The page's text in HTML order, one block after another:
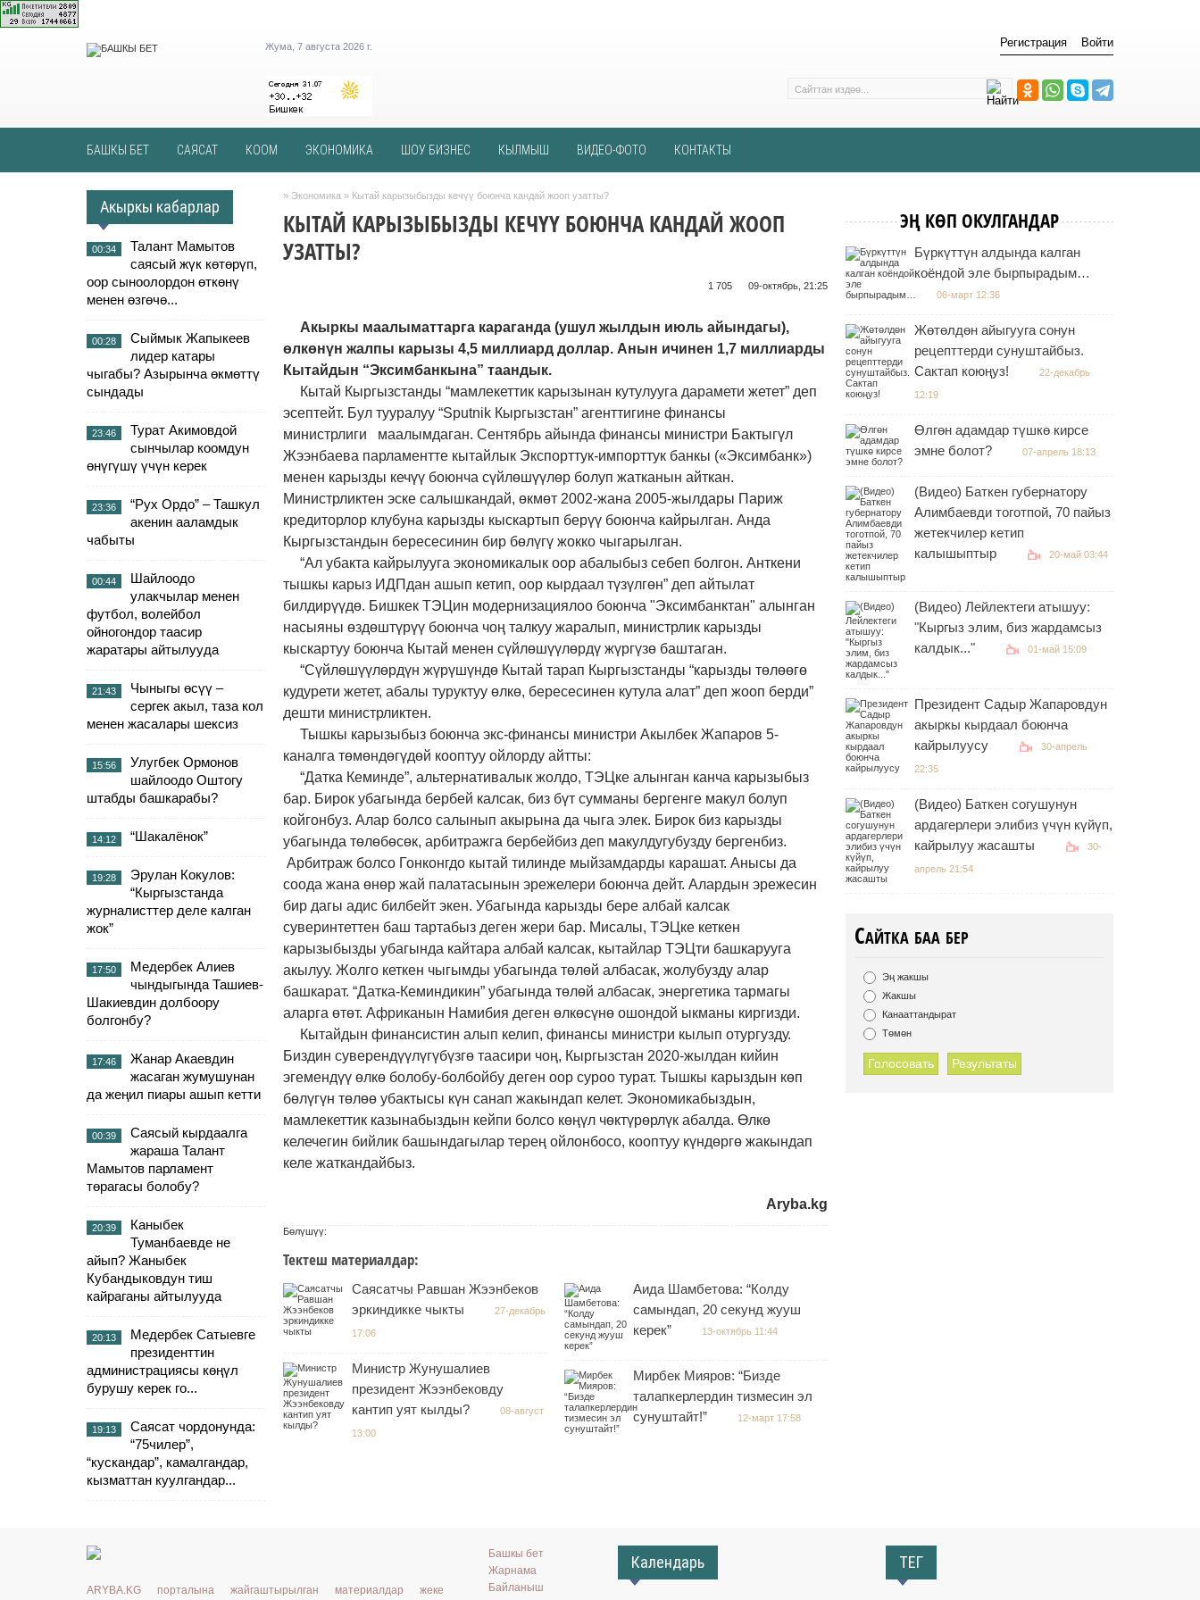
Жума, 7 августа 2026 г. Регистрация Войти
БАШКЫ БЕТ САЯСАТ КООМ ЭКОНОМИКА ШОУ БИЗНЕС КЫЛМЫШ ВИДЕО-ФОТО КОНТАКТЫ
Акыркы кабарлар
00:34
Талант Мамытов
саясый жүк көтөрүп,
оор сыноолордон өткөнү
менен өзгөчө...
00:28
Сыймык Жапыкеев
лидер катары
чыгабы? Азырынча өкмөттү
сындады
23:46
Турат Акимовдой
сынчылар коомдун
өнүгүшү үчүн керек
23:36
“Рух Ордо” – Ташкул
акенин ааламдык
чабыты
00:44
Шайлоодо
улакчылар менен
футбол, волейбол
ойногондор таасир
жаратары айтылууда
21:43
Чыныгы өсүү –
сергек акыл, таза кол
менен жасалары шексиз
15:56
Улугбек Ормонов
шайлоодо Оштогу
штабды башкарабы?
14:12 “Шакалёнок”
19:28
Эрулан Кокулов:
“Кыргызстанда
журналисттер деле калган
жок”
17:50
Медербек Алиев
чындыгында Ташиев-
Шакиевдин долбоору
болгонбу?
17:46
Жанар Акаевдин
жасаган жумушунан
да жеңил пиары ашып кетти
00:39
Саясый кырдаалга
жараша Талант
Мамытов парламент
төрагасы болобу?
20:39
Каныбек
Туманбаевде не
айып? Жаныбек
Кубандыковдун тиш
кайраганы айтылууда
20:13
Медербек Сатыевге
президенттин
администрациясы көңүл
бурушу керек го...
19:13
Саясат чордонунда:
“75чилер”,
“кускандар”, камалгандар,
кызматтан куулгандар...
» Экономика » Кытай карызыбызды кечүү боюнча кандай жооп узатты?
КЫТАЙ КАРЫЗЫБЫЗДЫ КЕЧҮҮ БОЮНЧА КАНДАЙ ЖООП
УЗАТТЫ?
09-октябрь, 21:25
1 705 ᠌ ᠌ ᠌ ᠌᠌ ᠌ ᠌᠌
Акыркы маалыматтарга караганда (ушул жылдын июль айындагы),
өлкөнүн жалпы карызы 4,5 миллиард доллар. Анын ичинен 1,7 миллиарды
Кытайдын “Эксимбанкына” таандык.
Кытай Кыргызстанды “мамлекеттик карызынан кутулууга дарамети жетет” деп
эсептейт. Бул тууралуу “Sputnik Кыргызстан” агенттигине финансы
министрлиги маалымдаган. Сентябрь айында финансы министри Бактыгүл
Жээнбаева парламентте кытайлык Экспорттук-импорттук банкы («Эксимбанк»)
менен карызды кечүү боюнча сүйлөшүүлөр болуп жатканын айткан.
Министрликтен эске салышкандай, өкмөт 2002-жана 2005-жылдары Париж
кредиторлор клубуна карызды кыскартып берүү боюнча кайрылган. Анда
Кыргызстандын бересесинин бир бөлүгү жокко чыгарылган.
“Ал убакта кайрылууга экономикалык оор абалыбыз себеп болгон. Анткени
тышкы карыз ИДПдан ашып кетип, оор кырдаал түзүлгөн” деп айтылат
билдирүүдө. Бишкек ТЭЦин модернизациялоо боюнча "Эксимбанктан" алынган
насыяны өздөштүрүү боюнча чоң талкуу жаралып, министрлик карызды
кыскартуу боюнча Кытай менен сүйлөшүүлөрдү жүргүзө баштаган.
“Сүйлөшүүлөрдүн жүрүшүндө Кытай тарап Кыргызстанды “карызды төлөөгө
кудурети жетет, абалы туруктуу өлкө, бересесинен кутула алат” деп жооп берди”
дешти министрликтен.
Тышкы карызыбыз боюнча экс-финансы министри Акылбек Жапаров 5-
каналга төмөндөгүдөй кооптуу ойлорду айтты:
“Датка Кеминде”, альтернативалык жолдо, ТЭЦке алынган канча карызыбыз
бар. Бирок убагында бербей калсак, биз бүт сумманы бергенге макул болуп
койгонбуз. Алар болсо салынып акырына да чыга элек. Бирок биз карызды
убагында төлөбөсөк, арбитражга бербейбиз деп макулдугубузду бергенбиз.
Арбитраж болсо Гонконгдо кытай тилинде мыйзамдарды карашат. Анысы да
соода жана өнөр жай палатасынын эрежелери боюнча дейт. Алардын эрежесин
бир дагы адис билбейт экен. Убагында карызды бере албай калсак
суверинтеттен баш тартабыз деген жери бар. Мисалы, ТЭЦке кеткен
карызыбызды убагында кайтара албай калсак, кытайлар ТЭЦти башкарууга
акылуу. Жолго кеткен чыгымды убагында төлөй албасак, жолубузду алар
башкарат. “Датка-Кеминдикин” убагында төлөй албасак, энергетика тармагы
аларга өтөт. Африканын Намибия деген өлкөсүнө ошондой ыкманы киргизди.
Кытайдын финансистин алып келип, финансы министри кылып отургузду.
Биздин суверендүүлүгүбүзгө таасири чоң, Кыргызстан 2020-жылдан кийин
эгемендүү өлкө болобу-болбойбу деген оор суроо турат. Тышкы карыздын көп
бөлүгүн төлөө убактысы күн санап жакындап келет. Экономикабыздын,
мамлекеттик казынабыздын кейпи болсо көңүл чөктүрөрлүк абалда. Өлкө
келечегин бийлик башындагылар терең ойлонбосо, кооптуу күндөргө жакындап
келе жаткандайбыз.
Aryba.kg
Бөлүшүү:
Тектеш материалдар:
Саясатчы Равшан Жээнбеков
эркиндикке чыкты
27-декабрь
17:06
Министр Жунушалиев
президент Жээнбековду
кантип уят кылды?
08-август
13:00
Аида Шамбетова: “Колду
самындап, 20 секунд жууш
керек”
13-октябрь 11:44
Мирбек Мияров: “Бизде
талапкерлердин тизмесин эл
сунуштайт!”
12-март 17:58
ЭҢ КӨП ОКУЛГАНДАР
Бүркүттүн алдында калган
коёндой эле бырпырадым…
06-март 12:36
Жөтөлдөн айыгууга сонун
рецепттерди сунуштайбыз.
Сактап коюңуз!
22-декабрь
12:19
Өлгөн адамдар түшкө кирсе
эмне болот?
07-апрель 18:13
(Видео) Баткен губернатору
Алимбаевди тоготпой, 70 пайыз
жетекчилер кетип
калышыптыр
20-май 03:44
(Видео) Лейлектеги атышуу:
"Кыргыз элим, биз жардамсыз
калдык..."
01-май 15:09
Президент Садыр Жапаровдун
акыркы кырдаал боюнча
кайрылуусу
30-апрель
22:35
(Видео) Баткен согушунун
ардагерлери элибиз үчүн күйүп,
кайрылуу жасашты
30-
апрель 21:54
Сайтка баа бер
Эң жакшы
Жакшы
Канааттандырат
Төмөн
Голосовать Результаты
ARYBA.KG порталына жайгаштырылган материалдар жеке
Башкы бет
Жарнама
Байланыш
Календарь ТЕГ